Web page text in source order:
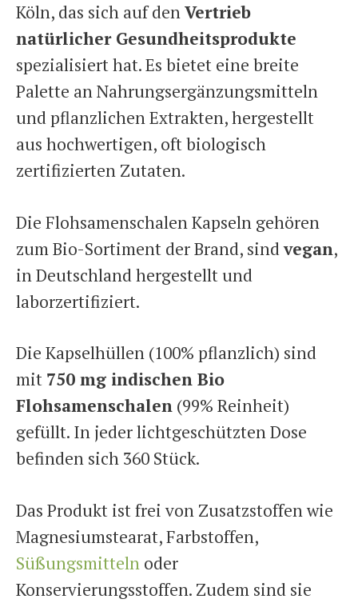
Köln, das sich auf denVertrieb
natürlicher Gesundheitsprodukte
spezialisiert hat. Es bietet eine breite
Palette an Nahrungsergänzungsmitteln
und pflanzlichen Extrakten, hergestellt
aus hochwertigen, oft biologisch
zertifizierten Zutaten.
Die Flohsamenschalen Kapseln gehören
zum Bio-Sortiment der Brand, sindvegan,
in Deutschland hergestellt und
laborzertifiziert.
Die Kapselhüllen (100% pflanzlich) sind
mit 750 mg indischen Bio
Flohsamenschalen (99% Reinheit)
gefüllt. In jeder lichtgeschützten Dose
befinden sich 360 Stück.
Das Produkt ist frei von Zusatzstoffen wie
Magnesiumstearat, Farbstoffen,
Süßungsmitteln oder
Konservierungsstoffen. Zudem sind sie